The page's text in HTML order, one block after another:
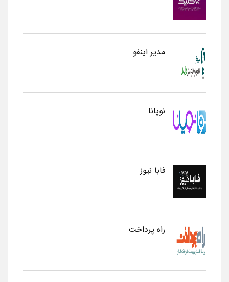
مدیر اینفو
نوپانا
فابا نیوز
راه پرداخت